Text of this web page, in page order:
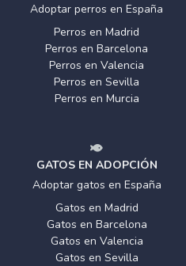
Adoptar perros en España
Perros en Madrid
Perros en Barcelona
Perros en Valencia
Perros en Sevilla
Perros en Murcia
GATOS EN ADOPCIÓN
Adoptar gatos en España
Gatos en Madrid
Gatos en Barcelona
Gatos en Valencia
Gatos en Sevilla